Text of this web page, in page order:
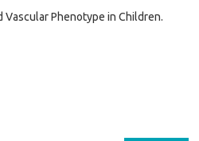
Vascular Phenotype in Children.